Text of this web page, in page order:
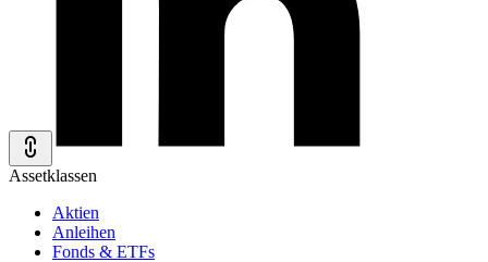
Assetklassen
Aktien
Anleihen
Fonds & ETFs